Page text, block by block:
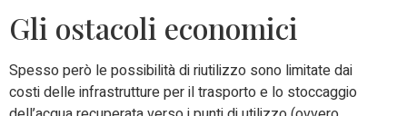
Gli ostacoli economici
Spesso però le possibilità di riutilizzo sono limitate dai
costi delle infrastrutture per il trasporto e lo stoccaggio